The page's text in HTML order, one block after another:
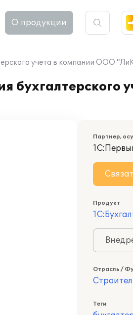
О продукции
учета в компании ООО
бухгалтерского
Партнер,
Продукт
Отрасль /
Теги